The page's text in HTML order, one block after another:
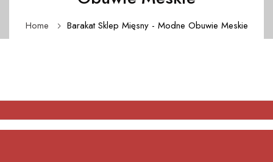
Home Barakat Sklep Mięsny - Modne Obuwie Meskie